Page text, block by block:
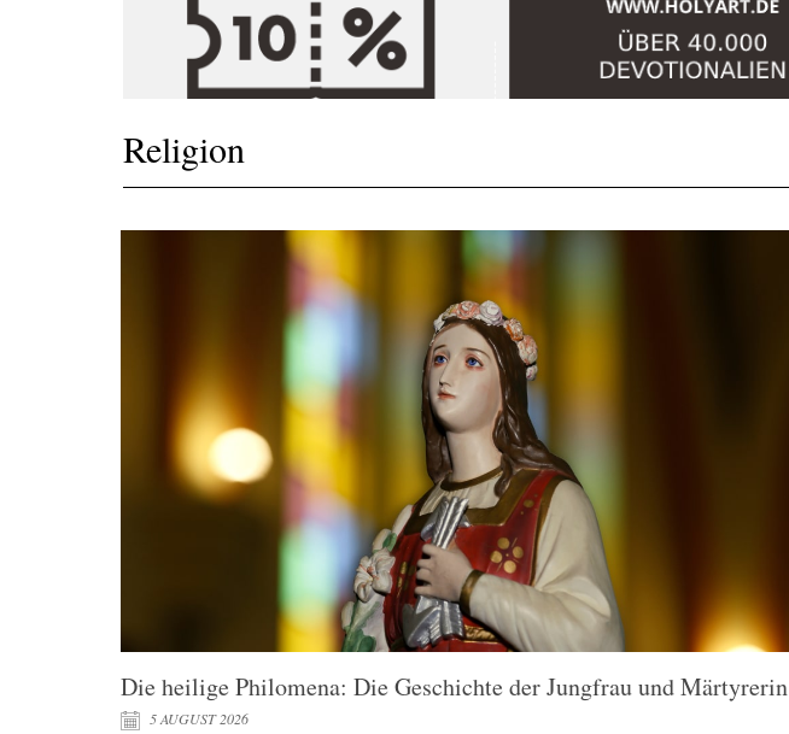
Religion
Die heilige Philomena: Die Geschichte der Jungfrau und Märtyrerin
5 AUGUST 2026